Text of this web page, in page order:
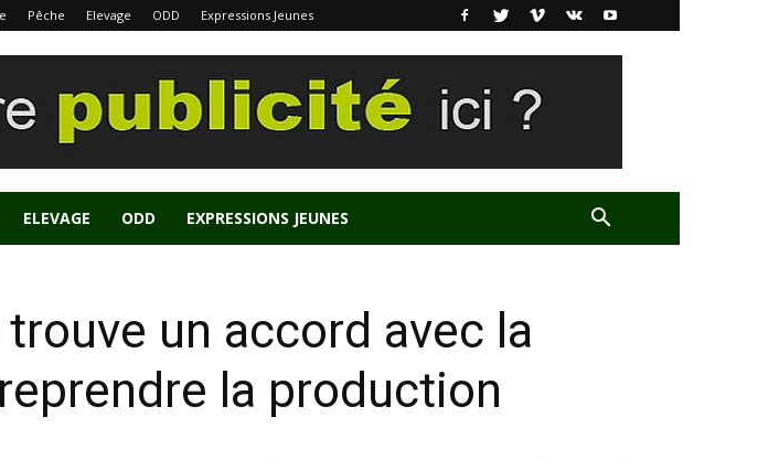
Pêche Elevage ODD Expressions Jeunes
ELEVAGE ODD EXPRESSIONS JEUNES
un accord avec la
la production